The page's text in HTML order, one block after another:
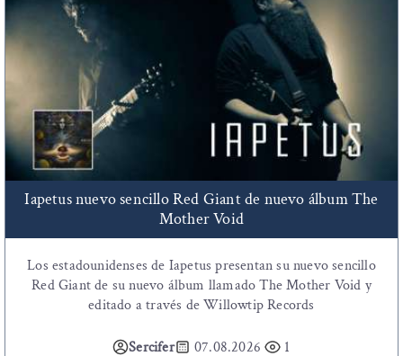
Iapetus nuevo sencillo Red Giant de nuevo álbum The
Mother Void
Los estadounidenses de Iapetus presentan su nuevo sencillo
Red Giant de su nuevo álbum llamado The Mother Void y
editado a través de Willowtip Records
Sercifer 07.08.2026 1